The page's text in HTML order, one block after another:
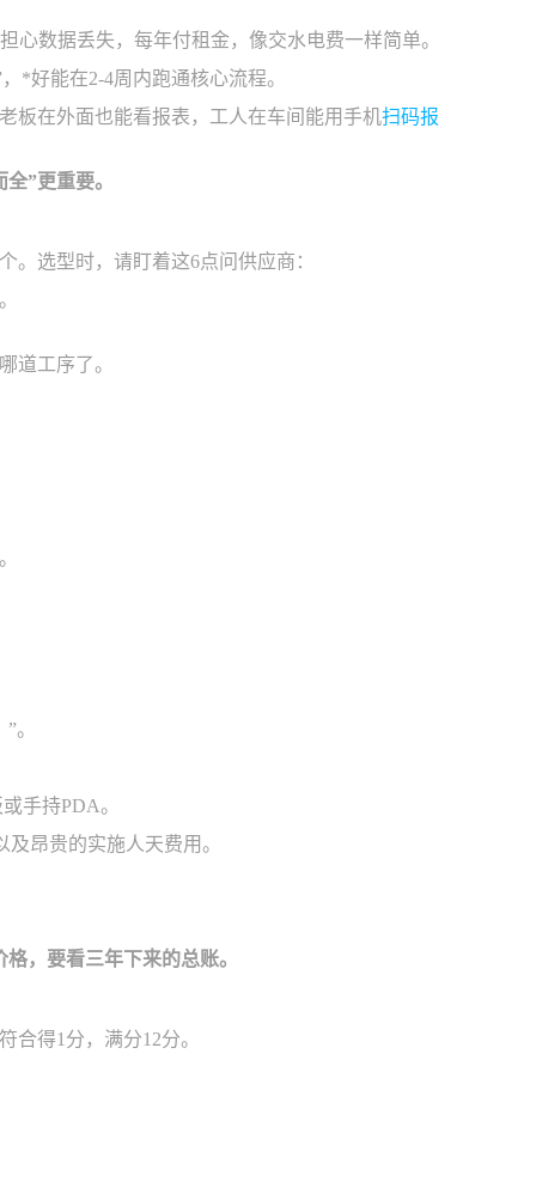
心数据丢失，每年付租金，像交水电费一样简单。
*好能在2-4周内跑通核心流程。
板在外面也能看报表，工人在车间能用手机扫码报
”更重要。
选型时，请盯着这6点问供应商：
道工序了。
。
手持PDA。
昂贵的实施人天费用。
，要看三年下来的总账。
合得1分，满分12分。